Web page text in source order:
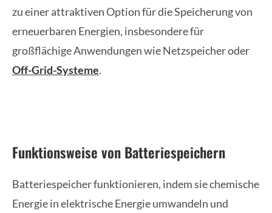
zu einer attraktiven Option für die Speicherung von
erneuerbaren Energien, insbesondere für
großflächige Anwendungen wie Netzspeicher oder
Off-Grid-Systeme.
Funktionsweise von Batteriespeichern
Batteriespeicher funktionieren, indem sie chemische
Energie in elektrische Energie umwandeln und